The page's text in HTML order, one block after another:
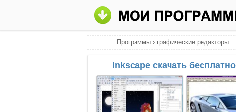
Программы › графические редакторы
Inkscape скачать бесплатно